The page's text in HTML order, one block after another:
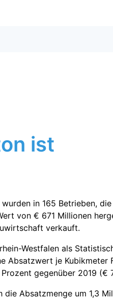
ist
in 165 Betrieben,
von € 671 Millionen
verkauft.
Westfalen als
Absatzwert je
gegenüber 2019 (€
die Absatzmenge um 1,3